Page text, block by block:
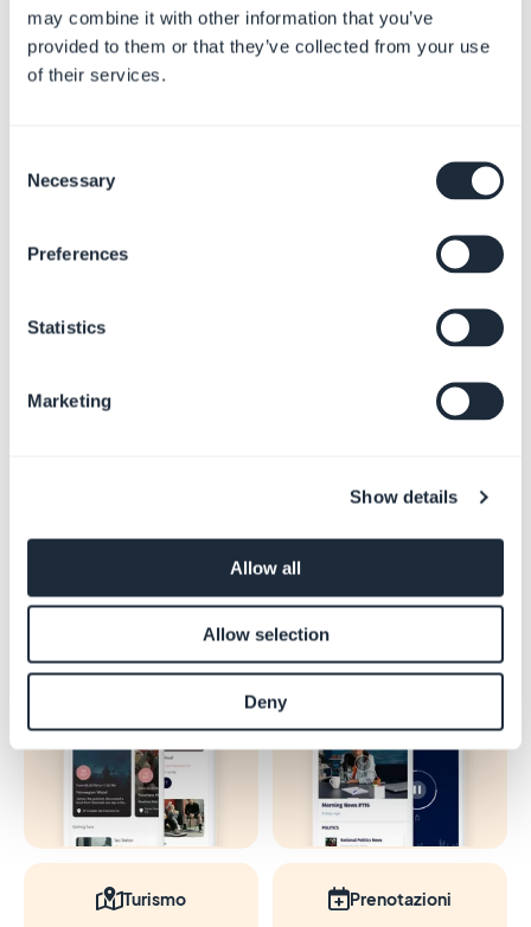
may combine it with other information that you’ve
provided to them or that they’ve collected from your use
of their services.
Selection
Necessary
Preferences
Statistics
Marketing
Show details
Allow all
Allow selection
Deny
Senza scopo di lucro Corsi online
Stazione radiofonica
Turismo Prenotazioni